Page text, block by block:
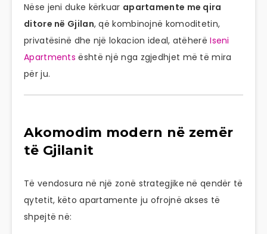
Nëse jeni duke kërkuar apartamente me qira
ditore në Gjilan, që kombinojnë komoditetin,
privatësinë dhe një lokacion ideal, atëherëIseni
Apartments është një nga zgjedhjet më të mira
për ju.
Akomodim modern në zemër
të Gjilanit
Të vendosura në një zonë strategjike në qendër të
qytetit, këto apartamente ju ofrojnë akses të
shpejtë në: